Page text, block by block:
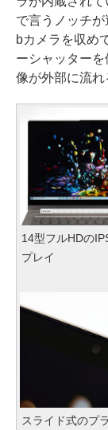
で言うノッチ
bカメラを収め
ーシャッター
像が外部に流れ
14型フルHDの
プレイ
スライド式のプ